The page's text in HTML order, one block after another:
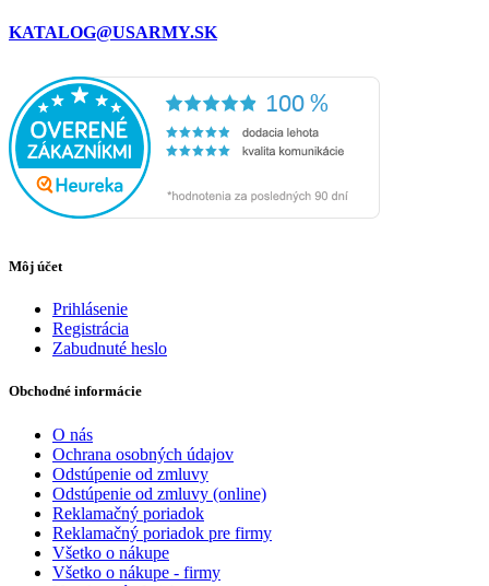
KATALOG@USARMY.SK
Môj účet
Prihlásenie
Registrácia
Zabudnuté heslo
Obchodné informácie
O nás
Ochrana osobných údajov
Odstúpenie od zmluvy
Odstúpenie od zmluvy (online)
Reklamačný poriadok
Reklamačný poriadok pre firmy
Všetko o nákupe
Všetko o nákupe - firmy